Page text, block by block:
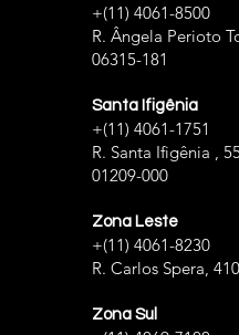
+(11) 4061-8500
R. Ângela Perioto
06315-181
Santa Ifigênia
+(11) 4061-1751
R. Santa Ifigênia ,
01209-000
Zona Leste
+(11) 4061-8230
R. Carlos Spera,
Zona Sul